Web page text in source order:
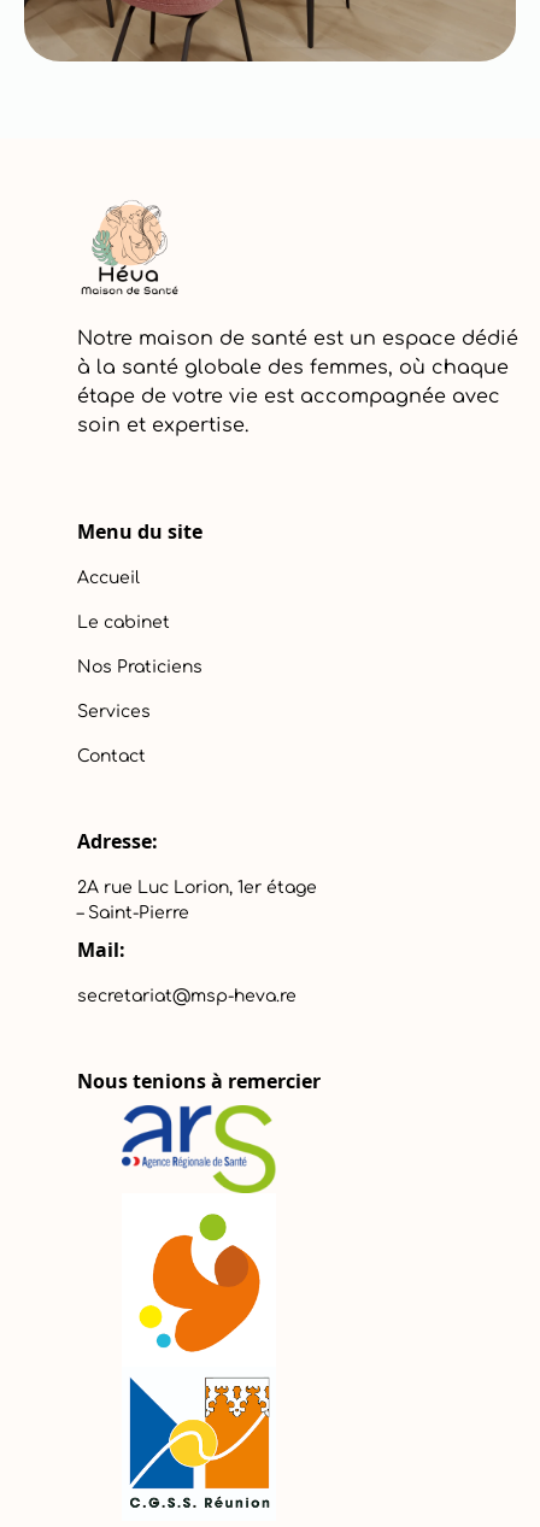
Notre maison de santé est un espace dédié
à la santé globale des femmes, où chaque
étape de votre vie est accompagnée avec
soin et expertise.
Menu du site
Accueil
Le cabinet
Nos Praticiens
Services
Contact
Adresse:
2A rue Luc Lorion, 1er étage
– Saint-Pierre
Mail:
secretariat@msp-heva.re
Nous tenions à remercier